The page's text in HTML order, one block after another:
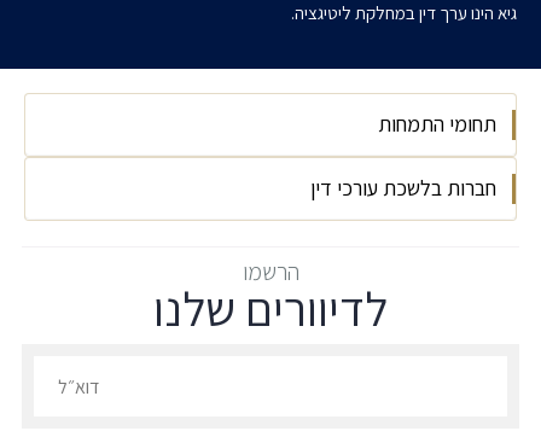
גיא הינו ערך דין במחלקת ליטיגציה.
תחומי התמחות
ליטיגציה
חברות בלשכת עורכי דין
הרשמו
לדיוורים שלנו